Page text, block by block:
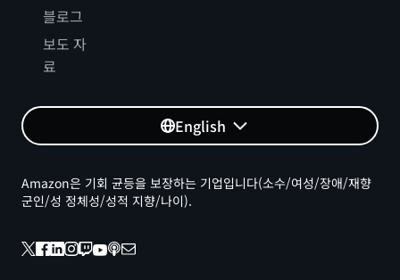
블로그
보도 자
료
English
Amazon은 기회 균등을 보장하는 기업입니다(소수/여성/장애/재향
군인/성 정체성/성적 지향/나이).